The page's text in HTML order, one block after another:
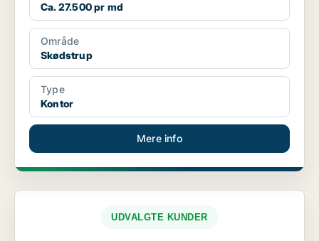
Ca. 27.500 pr md
Område
Skødstrup
Type
Kontor
Mere info
UDVALGTE KUNDER